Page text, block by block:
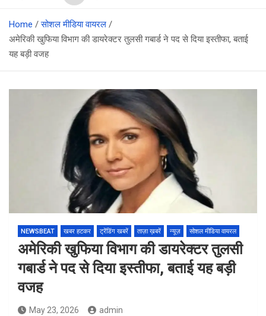
Home
सोशल मीडिया वायरल
अमेरिकी खुफिया विभाग की डायरेक्टर तुलसी गबार्ड ने पद से दिया इस्तीफा, बताई
यह बड़ी वजह
NEWSBEAT खबर हटकर ट्रेंडिंग खबरें ताज़ा ख़बरें न्यूज़ सोशल मीडिया वायरल
अमेरिकी खुफिया विभाग की डायरेक्टर तुलसी
गबार्ड ने पद से दिया इस्तीफा, बताई यह बड़ी
वजह
May 23, 2026 admin